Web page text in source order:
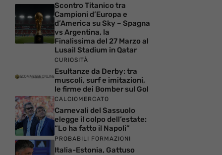
Scontro Titanico tra
Campioni d’Europa e
d’America su Sky – Spagna
vs Argentina, la
Finalissima del 27 Marzo al
Lusail Stadium in Qatar
CURIOSITÀ
Esultanze da Derby: tra
muscoli, surf e imitazioni,
le firme dei Bomber sul Gol
CALCIOMERCATO
Carnevali del Sassuolo
elegge il colpo dell’estate:
“Lo ha fatto il Napoli”
PROBABILI FORMAZIONI
Italia-Estonia, Gattuso